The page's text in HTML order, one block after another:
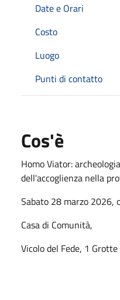
Date e Orari
Costo
Luogo
Punti di contatto
Cos'è
Homo Viator:
dell'accoglienza nella
Sabato 28 marzo 2026,
Casa di Comunità,
Vicolo del Fede, 1